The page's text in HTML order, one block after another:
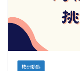
教研動態